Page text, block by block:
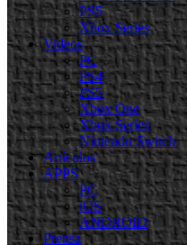
PS5
Xbox Series
Videos
PC
PS4
PS5
Xbox One
Xbox Series
Nintendo Switch
Artículos
APPS
PC
iOS
ANDROID
Prensa